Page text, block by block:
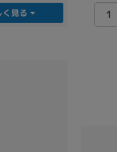
く見る
ROM